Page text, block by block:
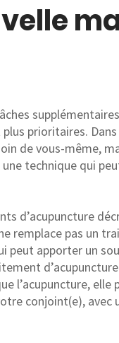
prioritaires. Dans
de vous-même,
technique qui
d’acupuncture
remplace pas un
peut apporter un
l’acupuncture, elle
conjoint(e), avec